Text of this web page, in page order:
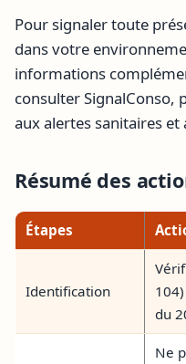
Pour signaler toute
dans votre
informations
consulter SignalConso,
aux alertes sanitaires
Résumé des
Étapes
Identification
du
Ne